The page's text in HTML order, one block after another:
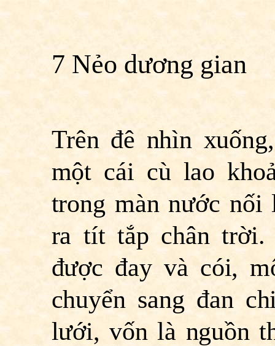
7 Nẻo dương gian
Trên đê nhìn
một cái cù lao
trong màn nước nối
ra tít tắp chân trời.
được đay và cói,
chuyển sang đan
lưới, vốn là nguồn